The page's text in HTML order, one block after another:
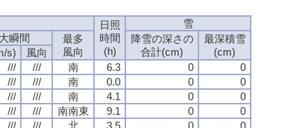
日照
時間
(h)
雪
瞬間
最多
風向
降雪の深さの
合計(cm)
最深積雪
(cm)
s)
風向
/// /// 南 6.3 0
0
/// /// 南 0.0 0
0
/// /// 南 4.1 0
0
/// /// 南南東 9.1 0
0
/// /// 北 3.5 0
0
日照
時間
(h)
雪
瞬間
最多
風向
降雪の深さの
合計(cm)
最深積雪
(cm)
s)
風向
/// /// 南 6.3 0
0
/// /// 南 0.0 0
0
/// /// 南 4.1 0
0
/// /// 南南東 9.1 0
0
/// /// 北 3.5 0
0
日照
時間
(h)
雪
瞬間
最多
風向
降雪の深さの
合計(cm)
最深積雪
(cm)
s)
風向
/// /// 南 6.3 0
0
/// /// 南 0.0 0
0
/// /// 南 4.1 0
0
/// /// 南南東 9.1 0
0
/// /// 北 3.5 0
0
日照
時間
(h)
雪
瞬間
最多
風向
降雪の深さの
合計(cm)
最深積雪
(cm)
s)
風向
/// /// 南 6.3 0
0
/// /// 南 0.0 0
0
/// /// 南 4.1 0
0
/// /// 南南東 9.1 0
0
/// /// 北 3.5 0
0